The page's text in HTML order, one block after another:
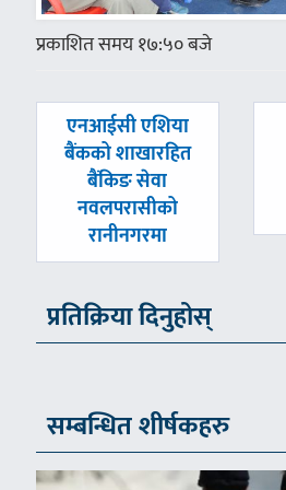
प्रकाशित समय १७:५० बजे
पछिल्लाे
-
एनआईसी एशिया
बैंकको शाखारहित
बैंकिङ सेवा
नवलपरासीको
रानीनगरमा
प्रतिक्रिया दिनुहोस्
सम्बन्धित शीर्षकहरु